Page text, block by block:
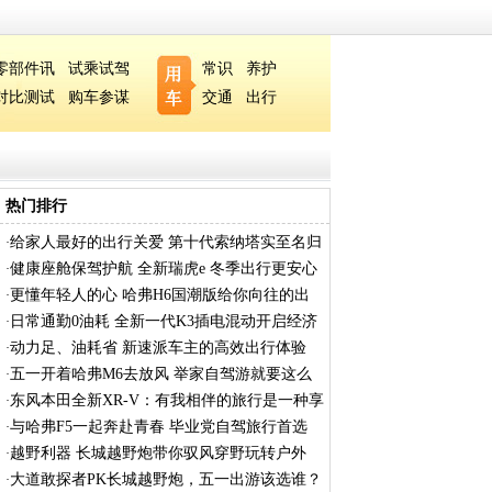
部件讯
试乘试驾
比测试
购车参谋
常识
养护
交通
出行
热门排行
·给家人最好的出行关爱 第十代索纳塔实至名归
·健康座舱保驾护航 全新瑞虎e 冬季出行更安心
·更懂年轻人的心 哈弗H6国潮版给你向往的出
行
· 日常通勤0油耗 全新一代K3插电混动开启经济
出
·动力足、油耗省 新速派车主的高效出行体验
·五一开着哈弗M6去放风 举家自驾游就要这么
浪
·东风本田全新XR-V：有我相伴的旅行是一种享
受
·与哈弗F5一起奔赴青春 毕业党自驾旅行首选
·越野利器 长城越野炮带你驭风穿野玩转户外
·大道敢探者PK长城越野炮，五一出游该选谁？